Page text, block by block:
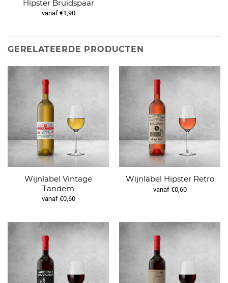
Hipster Bruidspaar
vanaf €1,90
GERELATEERDE PRODUCTEN
Wijnlabel Vintage
Tandem
vanaf €0,60
Wijnlabel Hipster Retro
vanaf €0,60